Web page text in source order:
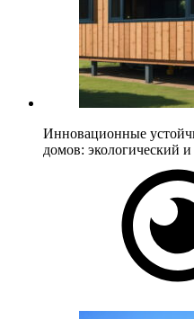
Инновационные
домов: экологический